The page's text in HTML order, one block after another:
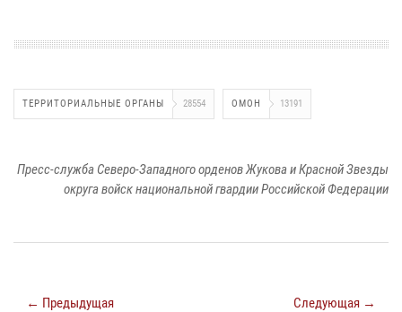
ТЕРРИТОРИАЛЬНЫЕ ОРГАНЫ 28554 ОМОН 13191
Пресс-служба Северо-Западного орденов Жукова и Красной Звезды
округа войск национальной гвардии Российской Федерации
← Предыдущая Следующая →